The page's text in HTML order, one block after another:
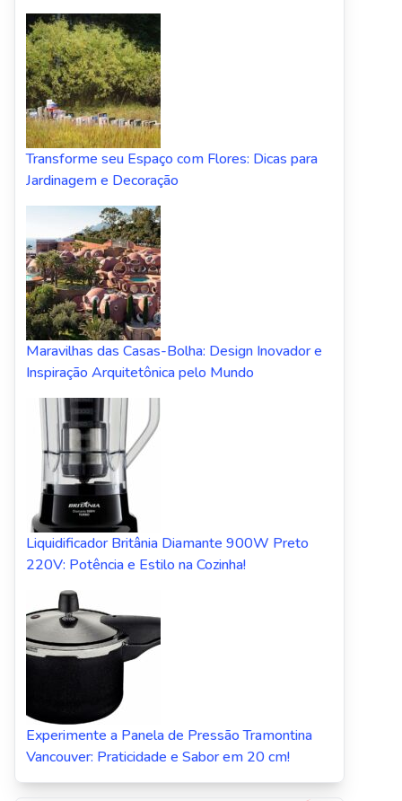
Transforme seu Espaço com Flores: Dicas para
Jardinagem e Decoração
Maravilhas das Casas-Bolha: Design Inovador e
Inspiração Arquitetônica pelo Mundo
Liquidificador Britânia Diamante 900W Preto
220V: Potência e Estilo na Cozinha!
Experimente a Panela de Pressão Tramontina
Vancouver: Praticidade e Sabor em 20 cm!